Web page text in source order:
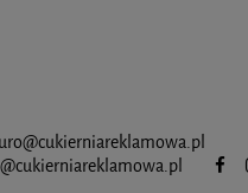
reklamowa.pl